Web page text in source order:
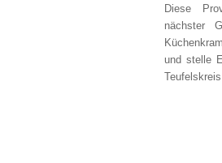
Diese
nächster
und stelle